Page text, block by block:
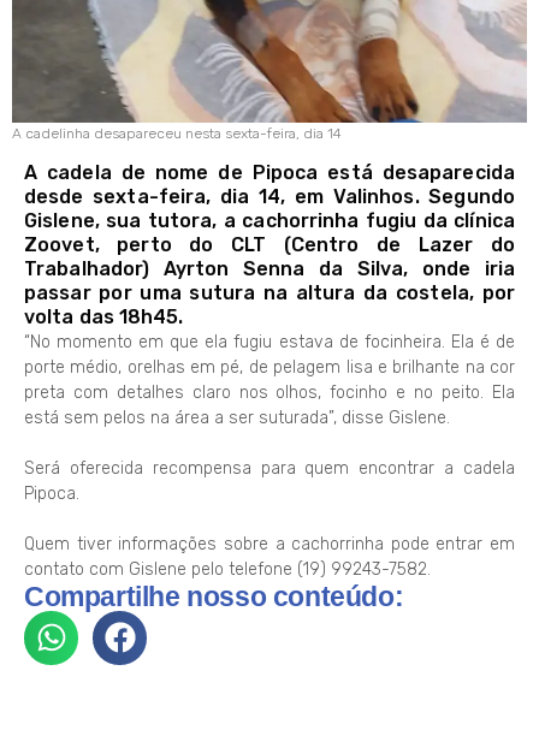
A cadelinha desapareceu nesta sexta-feira, dia 14
A cadela de nome de Pipoca está desaparecida
desde sexta-feira, dia 14, em Valinhos. Segundo
Gislene, sua tutora, a cachorrinha fugiu da clínica
Zoovet, perto do CLT (Centro de Lazer do
Trabalhador) Ayrton Senna da Silva, onde iria
passar por uma sutura na altura da costela, por
volta das 18h45.
“No momento em que ela fugiu estava de focinheira. Ela é de
porte médio, orelhas em pé, de pelagem lisa e brilhante na cor
preta com detalhes claro nos olhos, focinho e no peito. Ela
está sem pelos na área a ser suturada”, disse Gislene.
Será oferecida recompensa para quem encontrar a cadela
Pipoca.
Quem tiver informações sobre a cachorrinha pode entrar em
contato com Gislene pelo telefone (19) 99243-7582.
Compartilhe nosso conteúdo: